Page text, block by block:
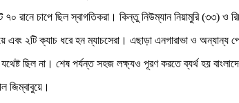
চাপে ছিল স্বাগতিকরা। কিন্তু নিউম্যান নিয়ামুরি (৩৩) ও
এবং ২টি ক্যাচ ধরে হন ম্যাচসেরা। এছাড়া এনগারাভা ও অন্যান্য
ছিল না। শেষ পর্যন্ত সহজ লক্ষ্যও পূরণ করতে ব্যর্থ হয়
জিম্বাবুয়ে।